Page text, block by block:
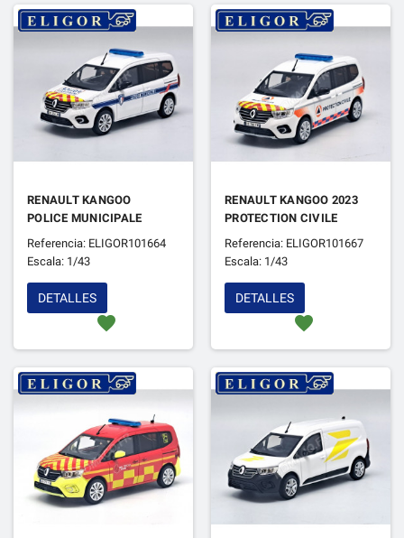
RENAULT KANGOO
POLICE MUNICIPALE
Referencia: ELIGOR101664
Escala: 1/43
favorite
DETALLES
RENAULT KANGOO 2023
PROTECTION CIVILE
Referencia: ELIGOR101667
Escala: 1/43
favorite
DETALLES